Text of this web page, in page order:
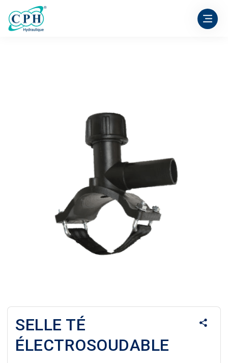
SELLE TÉ
ÉLECTROSOUDABLE